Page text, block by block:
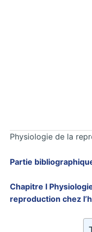
Physiologie de la
Partie
Chapitre I
reproduction chez